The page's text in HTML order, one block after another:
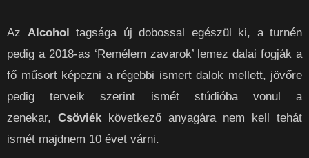
Az Alcohol tagsága új dobossal egészül ki, a turnén
pedig a 2018-as ‘Remélem zavarok’ lemez dalai fogják a
fő műsort képezni a régebbi ismert dalok mellett, jövőre
pedig terveik szerint ismét stúdióba vonul a
zenekar, Csöviék következő anyagára nem kell tehát
ismét majdnem 10 évet várni.